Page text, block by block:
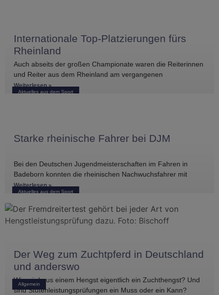
Aktuelles aus dem Sport
Internationale Top-Platzierungen fürs
Rheinland
Auch abseits der großen Championate waren die Reiterinnen
und Reiter aus dem Rheinland am vergangenen
Wochenende international erfolgreich unterwegs. Bei
Weiterlesen »
Aktuelles aus dem Sport
Starke rheinische Fahrer bei DJM
Bei den Deutschen Jugendmeisterschaften im Fahren in
Badeborn konnten die rheinischen Nachwuchsfahrer mit
mehreren vorderen Platzierungen überzeugen. Frederik
Koitka erreichte
Weiterlesen »
Allgemein
Der Weg zum Zuchtpferd in Deutschland
und anderswo
Wie wird aus einem Hengst eigentlich ein Zuchthengst? Und
sind Stutenleistungsprüfungen ein Muss oder ein Kann?